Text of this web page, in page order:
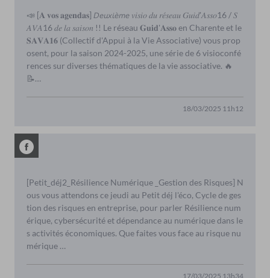
📣 [𝐀 𝐯𝐨𝐬 𝐚𝐠𝐞𝐧𝐝𝐚𝐬] 𝘋𝘦𝘶𝘹𝘪𝘦̀𝘮𝘦 𝑣𝑖𝑠𝑖𝑜 𝑑𝑢 𝑟𝑒́𝑠𝑒𝑎𝑢 𝐺𝑢𝑖𝑑'𝐴𝑠𝑠𝑜16 / 𝑆
𝐴𝑉𝐴16 𝑑𝑒 𝑙𝑎 𝑠𝑎𝑖𝑠𝑜𝑛 !! Le réseau 𝐆𝐮𝐢𝐝'𝐀𝐬𝐬𝐨 en Charente et le
𝐒𝐀𝐕𝐀𝟏𝟔 (Collectif d'Appui à la Vie Associative) vous prop
osent, pour la saison 2024-2025, une série de 6 visioconfé
rences sur diverses thématiques de la vie associative. 🔥
📝…
18/03/2025 11h12
[Petit_déj2_Résilience Numérique _Gestion des Risques] N
ous vous attendons ce jeudi au Petit déj l'éco, Cycle de ges
tion des risques en entreprise, pour parler Résilience num
érique, cybersécurité et dépendance au numérique dans le
s activités économiques. Que faites vous face au risque nu
mérique …
17/03/2025 13h34